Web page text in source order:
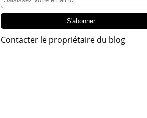
Contacter le propriétaire du blog